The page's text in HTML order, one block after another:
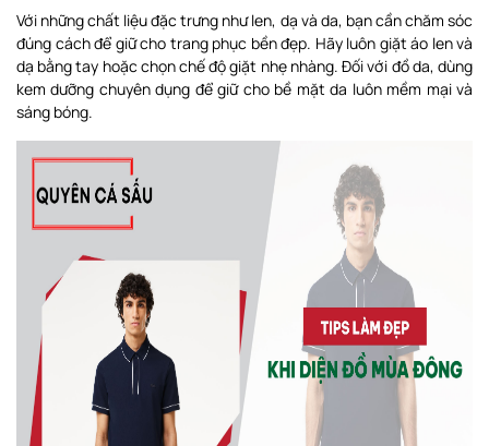
Với những chất liệu đặc trưng như len, dạ và da, bạn cần chăm sóc
đúng cách để giữ cho trang phục bền đẹp. Hãy luôn giặt áo len và
dạ bằng tay hoặc chọn chế độ giặt nhẹ nhàng. Đối với đồ da, dùng
kem dưỡng chuyên dụng để giữ cho bề mặt da luôn mềm mại và
sáng bóng.